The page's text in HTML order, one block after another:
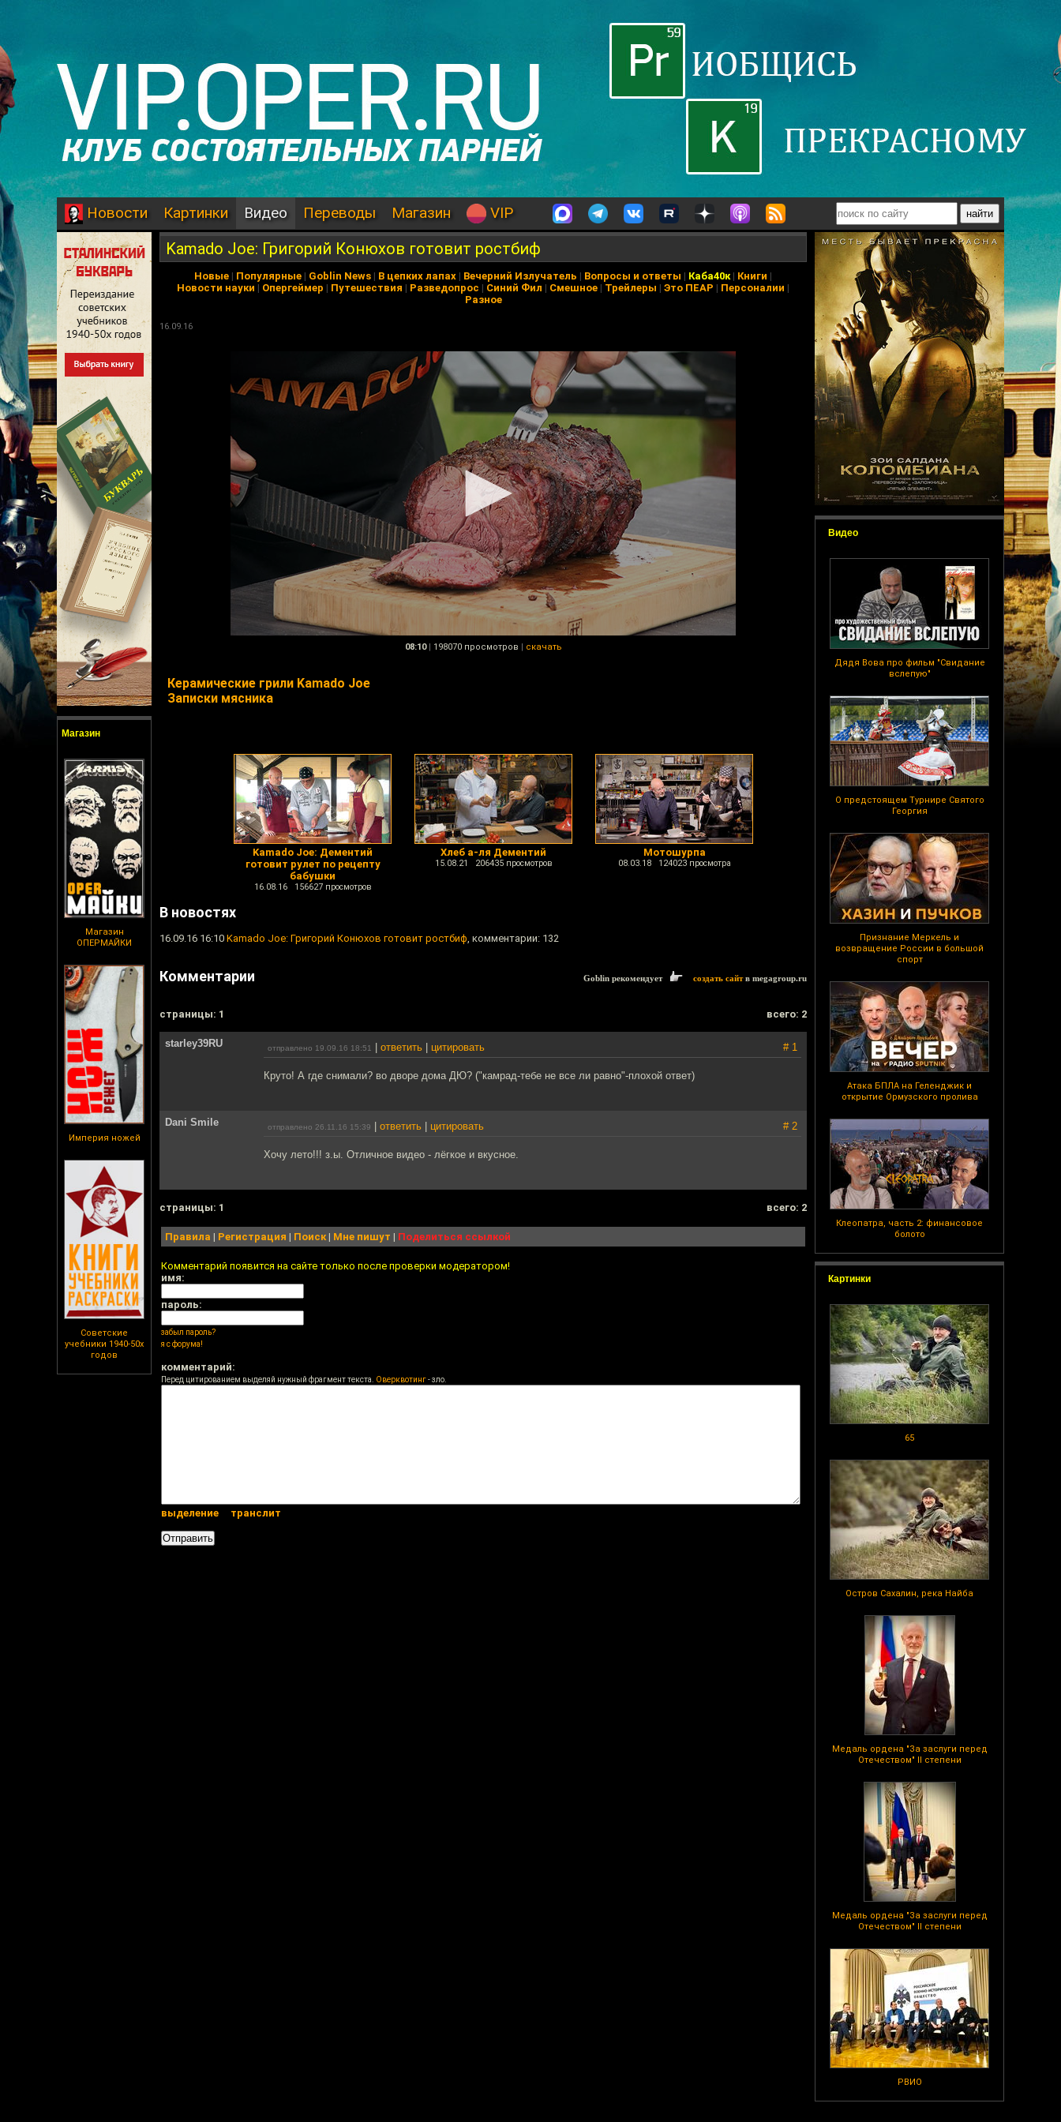
Новости Картинки Видео Переводы Магазин VIP
Магазин
Магазин
ОПЕРМАЙКИ
Империя ножей
Советские
учебники 1940-50х
годов
Видео
Дядя Вова про фильм "Свидание
вслепую"
О предстоящем Турнире Святого
Георгия
Признание Меркель и
возвращение России в большой
спорт
Атака БПЛА на Геленджик и
открытие Ормузского пролива
Клеопатра, часть 2: финансовое
болото
Картинки
65
Остров Сахалин, река Найба
Медаль ордена "За заслуги перед
Отечеством" II степени
Медаль ордена "За заслуги перед
Отечеством" II степени
РВИО
Kamado Joe: Григорий Конюхов готовит ростбиф
Новые | Популярные | Goblin News | В цепких лапах | Вечерний Излучатель | Вопросы и ответы | Каба40к| Книги |
Новости науки | Опергеймер | Путешествия | Разведопрос | Синий Фил | Смешное | Трейлеры | Это ПЕАР | Персоналии |
Разное
16.09.16
08:10 | 198070 просмотров | скачать
Керамические грили Kamado Joe
Записки мясника
Kamado Joe: Дементий
готовит рулет по рецепту
бабушки
16.08.16 156627 просмотров
Хлеб а-ля Дементий
15.08.21 206435 просмотров
Мотошурпа
08.03.18 124023 просмотра
В новостях
16.09.16 16:10 Kamado Joe: Григорий Конюхов готовит ростбиф, комментарии: 132
Комментарии Goblin рекомендует создать сайтв megagroup.ru
cтраницы: 1 всего: 2
starley39RU отправлено 19.09.16 18:51 ответить цитировать # 1
Круто! А где снимали? во дворе дома ДЮ? ("камрад-тебе не все ли равно"-плохой ответ)
Dani Smile отправлено 26.11.16 15:39 ответить цитировать # 2
Хочу лето!!! з.ы. Отличное видео - лёгкое и вкусное.
cтраницы: 1 всего: 2
Правила | Регистрация | Поиск| Мне пишут | Поделиться ссылкой
Комментарий появится на сайте только после проверки модератором!
имя:
пароль:
забыл пароль?
я с форума!
комментарий:
Перед цитированием выделяй нужный фрагмент текста. Оверквотинг- зло.
выделение транслит